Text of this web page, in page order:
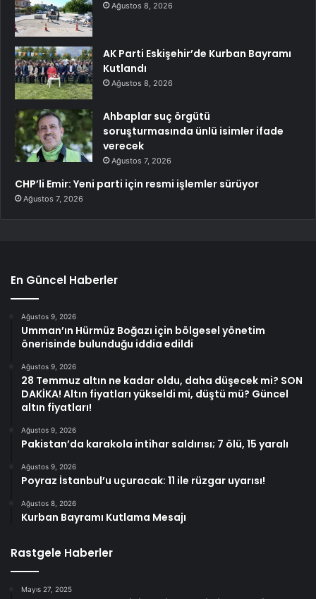
Ağustos 8, 2026
AK Parti Eskişehir’de Kurban Bayramı
Kutlandı
Ağustos 8, 2026
Ahbaplar suç örgütü
soruşturmasında ünlü isimler ifade
verecek
Ağustos 7, 2026
CHP’li Emir: Yeni parti için resmi işlemler sürüyor
Ağustos 7, 2026
En Güncel Haberler
Ağustos 9, 2026
Umman’ın Hürmüz Boğazı için bölgesel yönetim
önerisinde bulunduğu iddia edildi
Ağustos 9, 2026
28 Temmuz altın ne kadar oldu, daha düşecek mi? SON
DAKİKA! Altın fiyatları yükseldi mi, düştü mü? Güncel
altın fiyatları!
Ağustos 9, 2026
Pakistan’da karakola intihar saldırısı; 7 ölü, 15 yaralı
Ağustos 9, 2026
Poyraz İstanbul’u uçuracak: 11 ile rüzgar uyarısı!
Ağustos 8, 2026
Kurban Bayramı Kutlama Mesajı
Rastgele Haberler
Mayıs 27, 2025